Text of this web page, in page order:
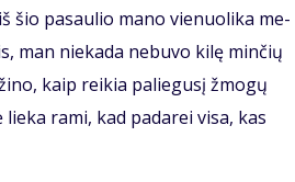
šio pa­sau­lio ma­no vie­nuo­li­ka me­
man nie­ka­da ne­bu­vo ki­lę min­čių
kaip rei­kia pa­lie­gu­sį žmo­gų
ra­mi, kad pa­da­rei vi­sa, kas